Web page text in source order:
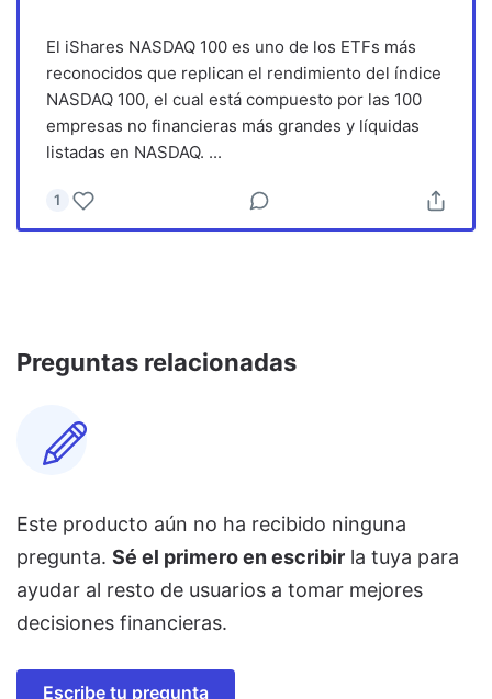
El iShares NASDAQ 100 es uno de los ETFs más
reconocidos que replican el rendimiento del índice
NASDAQ 100, el cual está compuesto por las 100
empresas no financieras más grandes y líquidas
listadas en NASDAQ. ...
1
Preguntas relacionadas
Este producto aún no ha recibido ninguna
pregunta. Sé el primero en escribir la tuya para
ayudar al resto de usuarios a tomar mejores
decisiones financieras.
Escribe tu pregunta